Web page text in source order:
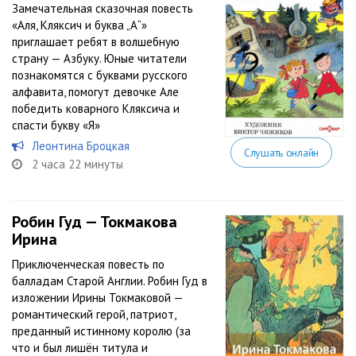
Замечательная сказочная повесть
«Аля, Кляксич и буква „А“»
приглашает ребят в волшебную
страну — Азбуку. Юные читатели
познакомятся с буквами русского
алфавита, помогут девочке Але
победить коварного Кляксича и
спасти букву «Я»
Леонтина Броцкая
2 часа 22 минуты
Слушать онлайн
Робин Гуд — Токмакова
Ирина
Приключенческая повесть по
балладам Старой Англии. Робин Гуд в
изложении Ирины Токмаковой —
романтический герой, патриот,
преданный истинному королю (за
что и был лишён титула и